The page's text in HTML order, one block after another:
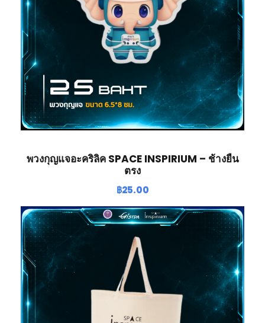
า
ศ
ชิ้
น
พวงกุญแจอะคริลิค SPACE INSPIRIUM – ช้างยืน
ตรง
฿25.00